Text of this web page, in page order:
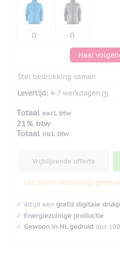
Naar
Stel bedrukking samen
Levertijd: 4-7 werkdagen
Totaal excl. btw
21% btw
Totaal incl. btw
Vrijblijvende offerte
Let op: Je hebt (nog) geen
✔ Altijd een gratis digitale
✔ Energiezuinige productie
✔ Gewoon in NL gedruktdus